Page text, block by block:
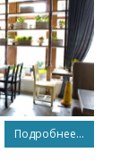
Подробнее...